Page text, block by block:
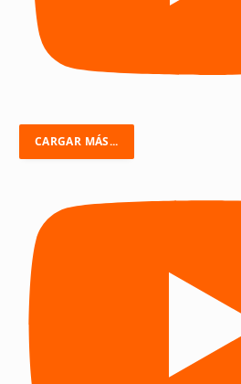
CARGAR MÁS...